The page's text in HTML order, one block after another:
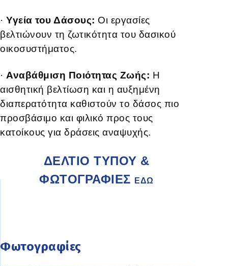
· Υγεία του Δάσους: Οι εργασίες
βελτιώνουν τη ζωτικότητα του δασικού
οικοσυστήματος.
· Αναβάθμιση Ποιότητας Ζωής: Η
αισθητική βελτίωση και η αυξημένη
διαπερατότητα καθιστούν το δάσος πιο
προσβάσιμο και φιλικό προς τους
κατοίκους για δράσεις αναψυχής.
ΔΕΛΤΙΟ ΤΥΠΟΥ &
ΦΩΤΟΓΡΑΦΙΕΣ
ΕΔΩ
Φωτογραφίες